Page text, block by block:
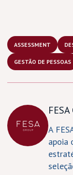
ASSESSMENT
GESTÃO DE PESSOAS
A
apoia